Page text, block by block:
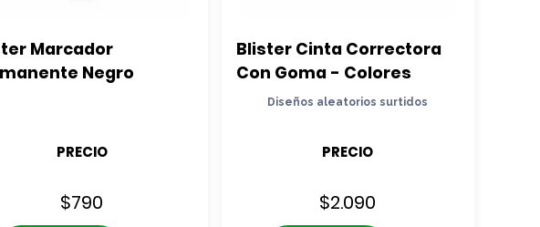
Marcador
Negro
PRECIO
$790
Blister Cinta Correctora
Con Goma - Colores
Diseños aleatorios surtidos
PRECIO
$2.090